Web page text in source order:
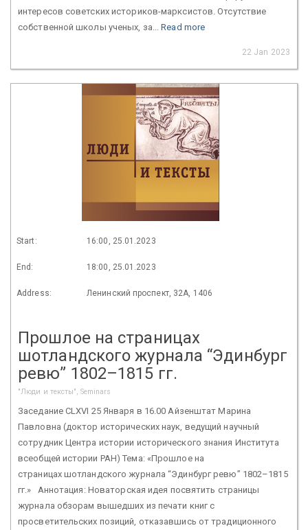
интересов советских историков-марксистов. Отсутствие
собственной школы ученых, за...Read more
22 Jan 2023
Start: 16:00, 25.01.2023
End: 18:00, 25.01.2023
Address: Ленинский проспект, 32А, 1406
Прошлое на страницах
шотландского журнала “Эдинбург
ревю” 1802–1815 гг.
"Люди и тексты", Seminars
Заседание CLXVI 25 Января в 16.00 Айзенштат Марина
Павловна (доктор исторических наук, ведущий научный
сотрудник Центра истории исторического знания Института
всеобщей истории РАН) Тема: «Прошлое на
страницах шотландского журнала “Эдинбург ревю” 1802–1815
гг.» Аннотация: Новаторская идея посвятить страницы
журнала обзорам вышедших из печати книг с
просветительских позиций, отказавшись от традиционного